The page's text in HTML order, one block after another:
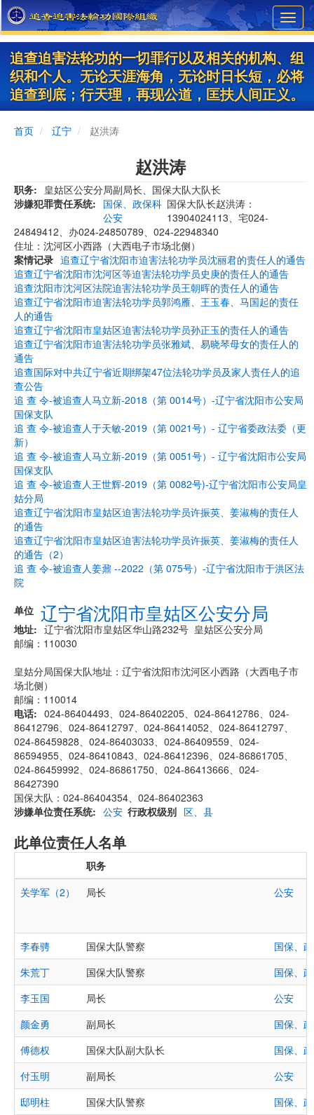
Skip
to
main
content
追查迫害法轮功的一切罪行以及相关的机构、组
织和个人。无论天涯海角，无论时日长短，必将
追查到底；行天理，再现公道，匡扶人间正义。
首页 辽宁 赵洪涛
赵洪涛
职务
皇姑区公安分局副局长、国保大队大队长
涉嫌犯罪责任系统
国保、政保科
公安
国保大队长赵洪涛：
13904024113、宅024-
24849412、办024-24850789、024-22948340
住址：沈河区小西路（大西电子市场北侧）
案情记录 追查辽宁省沈阳市迫害法轮功学员沈丽君的责任人的通告
追查辽宁省沈阳市沈河区等迫害法轮功学员史庚的责任人的通告
追查沈阳市沈河区法院迫害法轮功学员王朝晖的责任人的通告
追查辽宁省沈阳市迫害法轮功学员郭鸿雁、王玉春、马国起的责任
人的通告
追查辽宁省沈阳市皇姑区迫害法轮功学员孙正玉的责任人的通告
追查辽宁省沈阳市迫害法轮功学员张雅斌、易晓琴母女的责任人的
通告
追查国际对中共辽宁省近期绑架47位法轮功学员及家人责任人的追
查公告
追 查 令-被追查人马立新-2018（第 0014号）-辽宁省沈阳市公安局
国保支队
追 查 令-被追查人于天敏-2019（第 0021号）- 辽宁省委政法委（更
新）
追 查 令-被追查人马立新-2019（第 0051号）- 辽宁省沈阳市公安局
国保支队
追 查 令-被追查人王世辉-2019（第 0082号)-辽宁省沈阳市公安局皇
姑分局
追查辽宁省沈阳市皇姑区迫害法轮功学员许振英、姜淑梅的责任人
的通告
追查辽宁省沈阳市皇姑区迫害法轮功学员许振英、姜淑梅的责任人
的通告（2）
追 查 令-被追查人姜鼐 --2022（第 075号）-辽宁省沈阳市于洪区法
院
单位 辽宁省沈阳市皇姑区公安分局
地址
辽宁省沈阳市皇姑区华山路232号 皇姑区公安分局
邮编：110030
皇姑分局国保大队地址：辽宁省沈阳市沈河区小西路（大西电子市
场北侧）
邮编：110014
电话
024-86404493、024-86402205、024-86412786、024-
86412796、024-86412797、024-86414052、024-86412797、
024-86459828、024-86403033、024-86409559、024-
86594955、024-86410843、024-86412396、024-86861705、
024-86459992、024-86861750、024-86413666、024-
86427390
国保大队：024-86404354、024-86402363
涉嫌单位责任系统
公安 行政权级别 区、县
此单位责任人名单
职务
关学军（2）
局长 公安
李春骋 国保大队警察
国保、
朱荒丁
国保大队警察
国保、
李玉国
局长
公安
颜金勇
副局长
国保、
傅德权
国保大队副大队长
国保、
付玉明
副局长
公安
邸明柱
国保大队警察
国保、